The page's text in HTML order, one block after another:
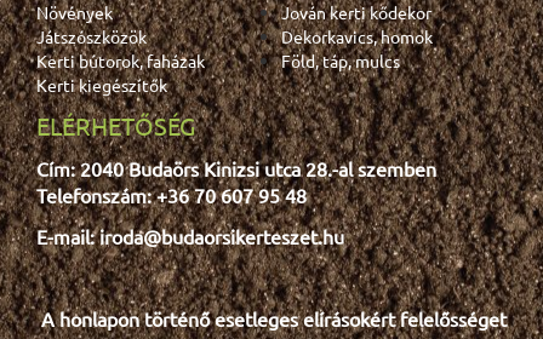
Növények
Jován kerti kődekor
Játszószközök
Dekorkavics, homok
Kerti bútorok, faházak
Föld, táp, mulcs
Kerti kiegészítők
ELÉRHETŐSÉG
Cím: 2040 Budaörs Kinizsi utca 28.-al szemben
Telefonszám: +36 70 607 95 48
E-mail: iroda@budaorsikerteszet.hu
A honlapon történő esetleges elírásokért felelősséget